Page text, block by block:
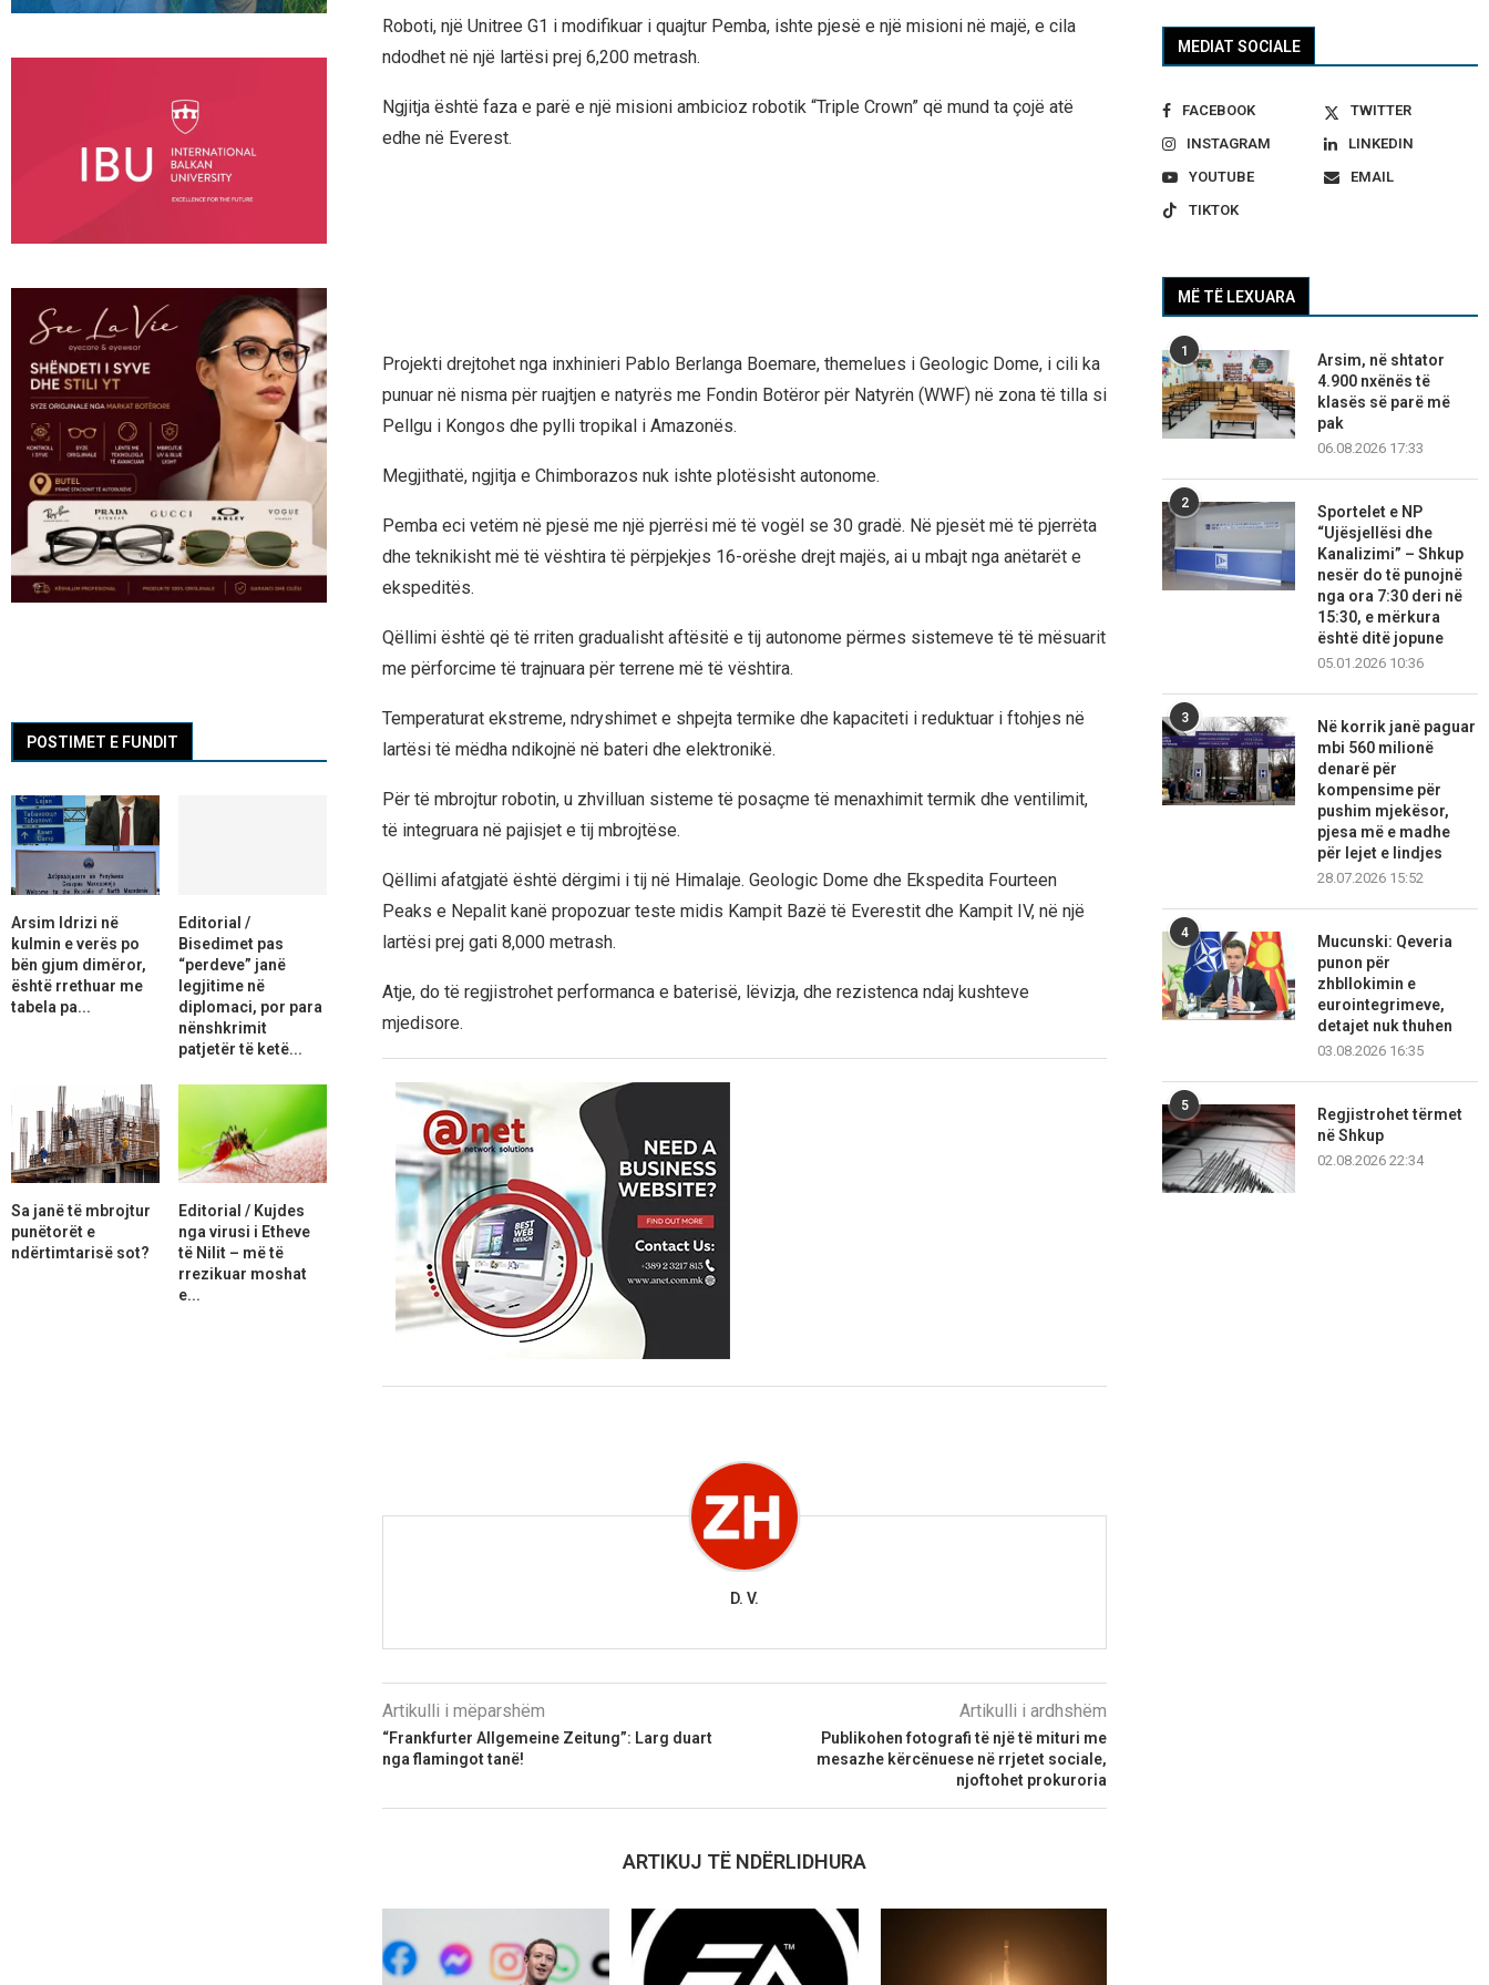
Roboti, një Unitree G1 i modifikuar i quajtur Pemba, ishte pjesë e një misioni në majë, e cila
ndodhet në një lartësi prej 6,200 metrash.
Ngjitja është faza e parë e një misioni ambicioz robotik “Triple Crown” që mund ta çojë atë
edhe në Everest.
Projekti drejtohet nga inxhinieri Pablo Berlanga Boemare, themelues i Geologic Dome, i cili ka
punuar në nisma për ruajtjen e natyrës me Fondin Botëror për Natyrën (WWF) në zona të tilla si
Pellgu i Kongos dhe pylli tropikal i Amazonës.
Megjithatë, ngjitja e Chimborazos nuk ishte plotësisht autonome.
Pemba eci vetëm në pjesë me një pjerrësi më të vogël se 30 gradë. Në pjesët më të pjerrëta
dhe teknikisht më të vështira të përpjekjes 16-orëshe drejt majës, ai u mbajt nga anëtarët e
ekspeditës.
Qëllimi është që të rriten gradualisht aftësitë e tij autonome përmes sistemeve të të mësuarit
me përforcime të trajnuara për terrene më të vështira.
Temperaturat ekstreme, ndryshimet e shpejta termike dhe kapaciteti i reduktuar i ftohjes në
lartësi të mëdha ndikojnë në bateri dhe elektronikë.
Për të mbrojtur robotin, u zhvilluan sisteme të posaçme të menaxhimit termik dhe ventilimit,
të integruara në pajisjet e tij mbrojtëse.
Qëllimi afatgjatë është dërgimi i tij në Himalaje. Geologic Dome dhe Ekspedita Fourteen
Peaks e Nepalit kanë propozuar teste midis Kampit Bazë të Everestit dhe Kampit IV, në një
lartësi prej gati 8,000 metrash.
Atje, do të regjistrohet performanca e baterisë, lëvizja, dhe rezistenca ndaj kushteve
mjedisore.
D. V.
Artikulli i mëparshëm
“Frankfurter Allgemeine Zeitung”: Larg duart
nga flamingot tanë!
Artikulli i ardhshëm
Publikohen fotografi të një të mituri me
mesazhe kërcënuese në rrjetet sociale,
njoftohet prokuroria
ARTIKUJ TË NDËRLIDHURA
MEDIAT SOCIALE
FACEBOOK
TWITTER
INSTAGRAM
LINKEDIN
YOUTUBE
EMAIL
TIKTOK
MË TË LEXUARA
1
Arsim, në shtator
4.900 nxënës të
klasës së parë më
pak
06.08.2026 17:33
2
Sportelet e NP
“Ujësjellësi dhe
Kanalizimi” – Shkup
nesër do të punojnë
nga ora 7:30 deri në
15:30, e mërkura
është ditë jopune
05.01.2026 10:36
3
Në korrik janë paguar
mbi 560 milionë
denarë për
kompensime për
pushim mjekësor,
pjesa më e madhe
për lejet e lindjes
28.07.2026 15:52
4
Mucunski: Qeveria
punon për
zhbllokimin e
eurointegrimeve,
detajet nuk thuhen
03.08.2026 16:35
5
Regjistrohet tërmet
në Shkup
02.08.2026 22:34
POSTIMET E FUNDIT
Arsim Idrizi në
kulmin e verës po
bën gjum dimëror,
është rrethuar me
tabela pa...
Editorial /
Bisedimet pas
“perdeve” janë
legjitime në
diplomaci, por para
nënshkrimit
patjetër të ketë...
Sa janë të mbrojtur
punëtorët e
ndërtimtarisë sot?
Editorial / Kujdes
nga virusi i Etheve
të Nilit – më të
rrezikuar moshat
e...